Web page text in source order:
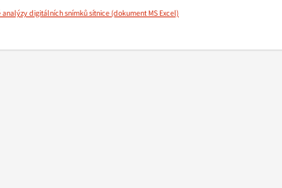
digitálních snímků sítnice